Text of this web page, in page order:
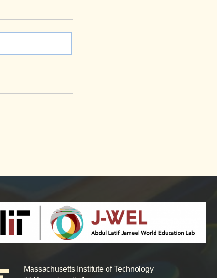
Massachusetts Institute of Technology